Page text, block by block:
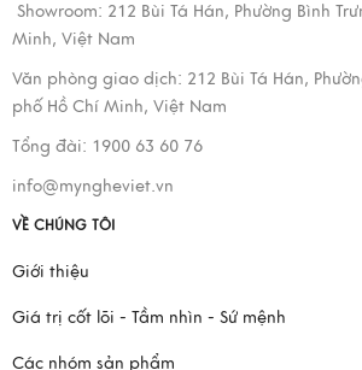
Showroom: 212 Bùi Tá Hán, Phường Bình
Minh, Việt Nam
Văn phòng giao dịch: 212 Bùi Tá Hán,
phố Hồ Chí Minh, Việt Nam
Tổng đài: 1900 63 60 76
info@myngheviet.vn
VỀ CHÚNG TÔI
Giới thiệu
Giá trị cốt lõi - Tầm nhìn - Sứ mệnh
Các nhóm sản phẩm